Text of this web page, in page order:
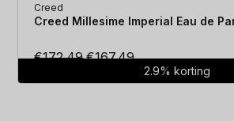
Creed
Creed Millesime Imperial Eau de
€172.49Oorspronkelijke
€167.49Huidige
prijs
2.9% korting